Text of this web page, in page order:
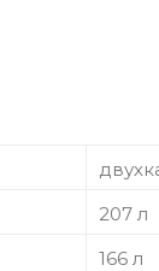
207 л
166 л